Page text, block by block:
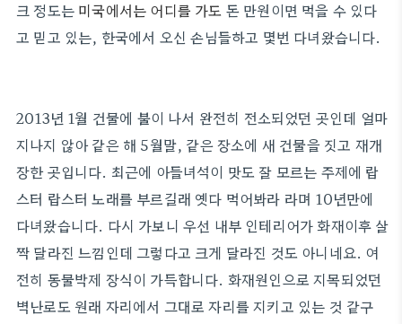
크 정도는 미국에서는 어디를 가도 돈 만원이면 먹을 수 있다
고 믿고 있는, 한국에서 오신 손님들하고 몇번 다녀왔습니다.
2013년 1월 건물에 불이 나서 완전히 전소되었던 곳인데 얼마
지나지 않아 같은 해 5월말, 같은 장소에 새 건물을 짓고 재개
장한 곳입니다. 최근에 아들녀석이 맛도 잘 모르는 주제에 랍
스터 랍스터 노래를 부르길래 옛다 먹어봐라 라며 10년만에
다녀왔습니다. 다시 가보니 우선 내부 인테리어가 화재이후 살
짝 달라진 느낌인데 그렇다고 크게 달라진 것도 아니네요. 여
전히 동물박제 장식이 가득합니다. 화재원인으로 지목되었던
벽난로도 원래 자리에서 그대로 자리를 지키고 있는 것 같구